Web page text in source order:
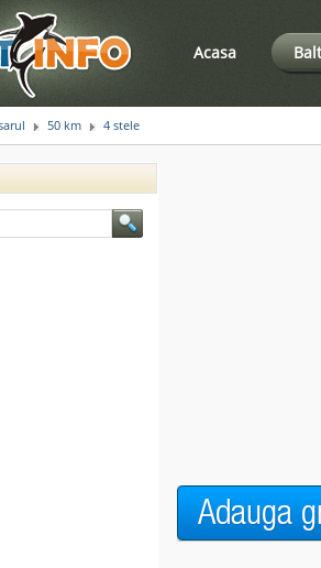
Acasa
50 km 4 stele